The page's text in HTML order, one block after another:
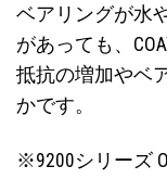
ベアリングが水
があっても、
抵抗の増加やベ
かです。
※9200シリーズ